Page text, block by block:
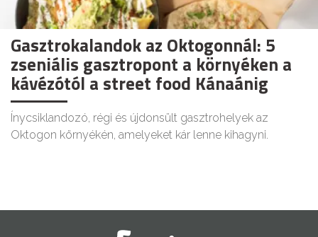
Gasztrokalandok az Oktogonnál: 5
zseniális gasztropont a környéken a
kávézótól a street food Kánaánig
Ínycsiklandozó, régi és újdonsült gasztrohelyek az
Oktogon környékén, amelyeket kár lenne kihagyni.